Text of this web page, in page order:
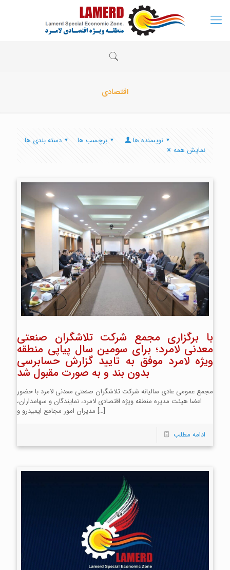
اقتصادی
دسته بندی ها برچسب ها
نویسنده ها
نمایش همه
با برگزاری مجمع شرکت تلاشگران صنعتی
معدنی لامرد؛ برای سومین سال پیاپی منطقه
ویژه لامرد موفق به تایید گزارش حسابرسی
بدون بند و به صورت مقبول شد
مجمع عمومی عادی سالیانه شرکت تلاشگران صنعتی معدنی لامرد با حضور
اعضا هیئت مدیره منطقه ویژه اقتصادی لامرد، نمایندگان و سهامداران،
مدیران امور مجامع ایمیدرو و […]
ادامه مطلب